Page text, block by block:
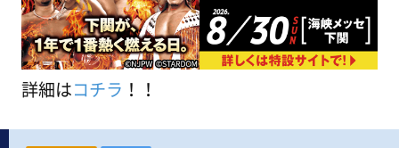
詳細は コチラ ！！